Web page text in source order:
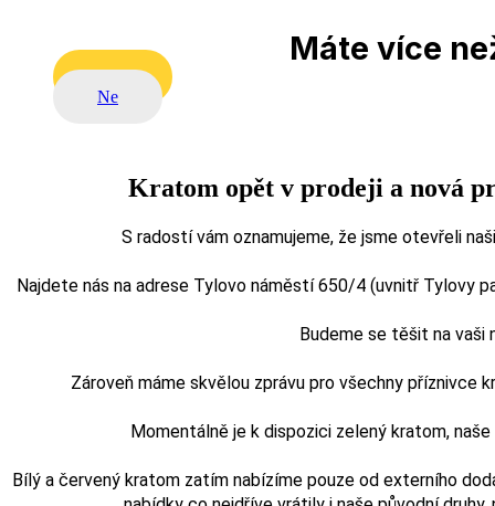
Máte více
Ne
Kratom opět v prodeji a nová
S radostí vám oznamujeme, že jsme otevřeli
Najdete nás na adrese Tylovo náměstí 650/4 (uvnitř Tylovy
Budeme se těšit na vaši
Zároveň máme skvělou zprávu pro všechny příznivce
Momentálně je k dispozici zelený kratom,
Bílý a červený kratom zatím nabízíme pouze od externího